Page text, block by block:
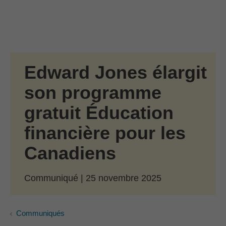
Edward Jones élargit
son programme
gratuit Éducation
financière pour les
Canadiens
Communiqué | 25 novembre 2025
Communiqués